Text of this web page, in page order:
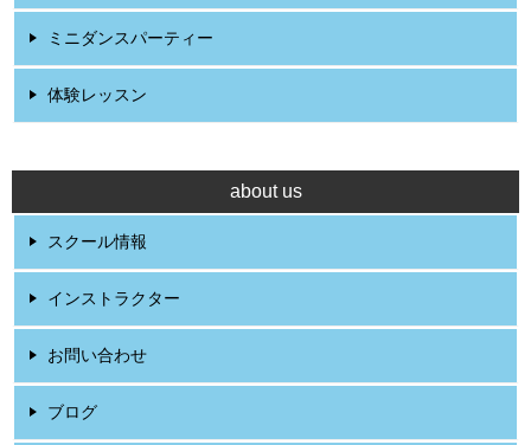
ミニダンスパーティー
体験レッスン
about us
スクール情報
インストラクター
お問い合わせ
ブログ